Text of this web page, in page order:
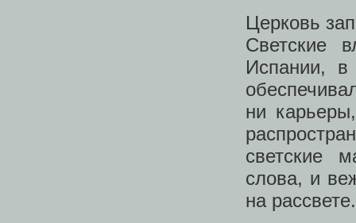
Церковь
Светские
Испании,
ни
светские
слова, и
на рассвете.